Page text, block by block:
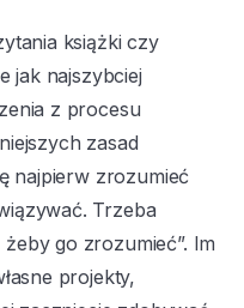
książki czy
jak najszybciej
z procesu
zasad
najpierw zrozumieć
Trzeba
go zrozumieć”. Im
projekty,